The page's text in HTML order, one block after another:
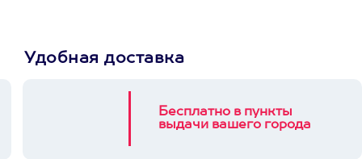
Удобная доставка
Бесплатно в пункты
выдачи вашего города